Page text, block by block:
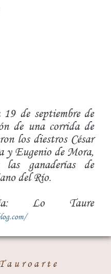
de septiembre de
de una corrida de
los diestros César
y Eugenio de Mora,
ganaderías de
del Río.
Lo Taure